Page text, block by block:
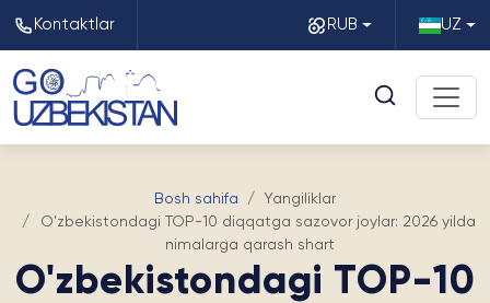
Kontaktlar RUB UZ
Bosh sahifa
Yangiliklar
O'zbekistondagi TOP-10 diqqatga sazovor joylar: 2026 yilda
nimalarga qarash shart
O'zbekistondagi TOP-10